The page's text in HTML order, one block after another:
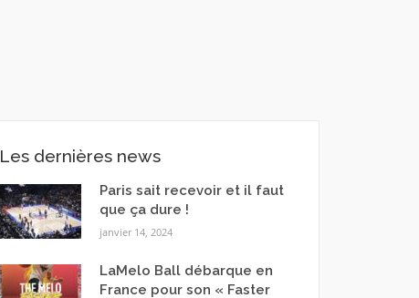
Les dernières news
Paris sait recevoir et il faut
que ça dure !
janvier 14, 2024
LaMelo Ball débarque en
France pour son « Faster